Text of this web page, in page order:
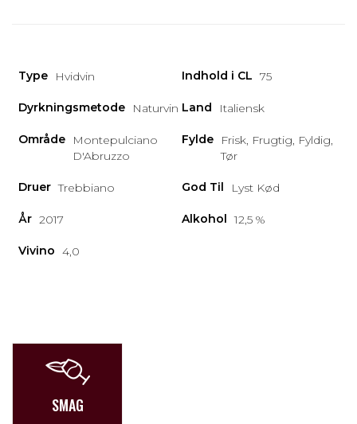
Type Hvidvin Indhold i CL 75
Dyrkningsmetode Naturvin Land Italiensk
Område
Montepulciano
D'Abruzzo
Fylde
Frisk, Frugtig, Fyldig,
Tør
Druer Trebbiano God Til Lyst Kød
År 2017 Alkohol 12,5 %
Vivino 4,0
SMAG